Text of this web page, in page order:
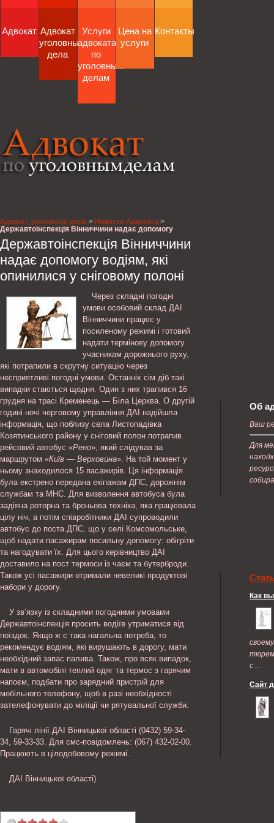
Адвокат Адвокат
уголовные
дела
Услуги
адвоката
по
уголовным
делам
Цена на
услуги
Контакты
Адвокат, уголовные дела > Новости Адвоката >
Державтоінспекція Вінниччини надає допомогу
Державтоінспекція Вінниччини
надає допомогу водіям, які
опинилися у сніговому полоні
Через складні погодні
умови особовий склад ДАІ
Вінниччини працює у
посиленому режимі і готовий
надати термінову допомогу
учасникам дорожнього руху,
які потрапили в скрутну ситуацію через
несприятливі погодні умови. Останніх сім діб такі
випадки стаються щодня. Один з них трапився 16
грудня на трасі Кременець — Біла Церква. О другій
годині ночі черговому управління ДАІ надійшла
інформація, що поблизу села Листопадівка
Козятинського району у сніговий полон потрапив
рейсовий автобус «Рено», який слідував за
маршрутом «Київ — Верховина». На той момент у
ньому знаходилося 15 пасажирів. Ця інформація
була екстрено передана екіпажам ДПС, дорожнім
службам та МНС. Для визволення автобуса була
задіяна роторна та броньова техніка, яка працювала
цілу ніч, а потім співробітники ДАІ супроводили
автобус до поста ДПС, що у селі Комсомольське,
щоб надати пасажирам посильну допомогу: обігріти
та нагодувати їх. Для цього керівництво ДАІ
доставило на пост термоси із чаєм та бутерброди.
Також усі пасажири отримали невеликі продуктові
набори у дорогу.
У зв’язку із складними погодними умовами
Державтоінспекція просить водіїв утриматися від
поїздок. Якщо ж є така нагальна потреба, то
рекомендує водіям, які вирушають в дорогу, мати
необхідний запас палива. Також, про всяк випадок,
мати в автомобілі теплий одяг та термос з гарячим
напоєм, подбати про зарядний пристрій для
мобільного телефону, щоб в разі необхідності
зателефонувати до міліції чи рятувальної служби.
Гарячі лінії ДАІ Вінницької області (0432) 59-34-
34, 59-33-33. Для смс-повідомлень: (067) 432-02-00.
Працюють в цілодобовому режимі.
ДАІ Вінницької області)
Об
Ваш
Для
Как
с ...
Сайт